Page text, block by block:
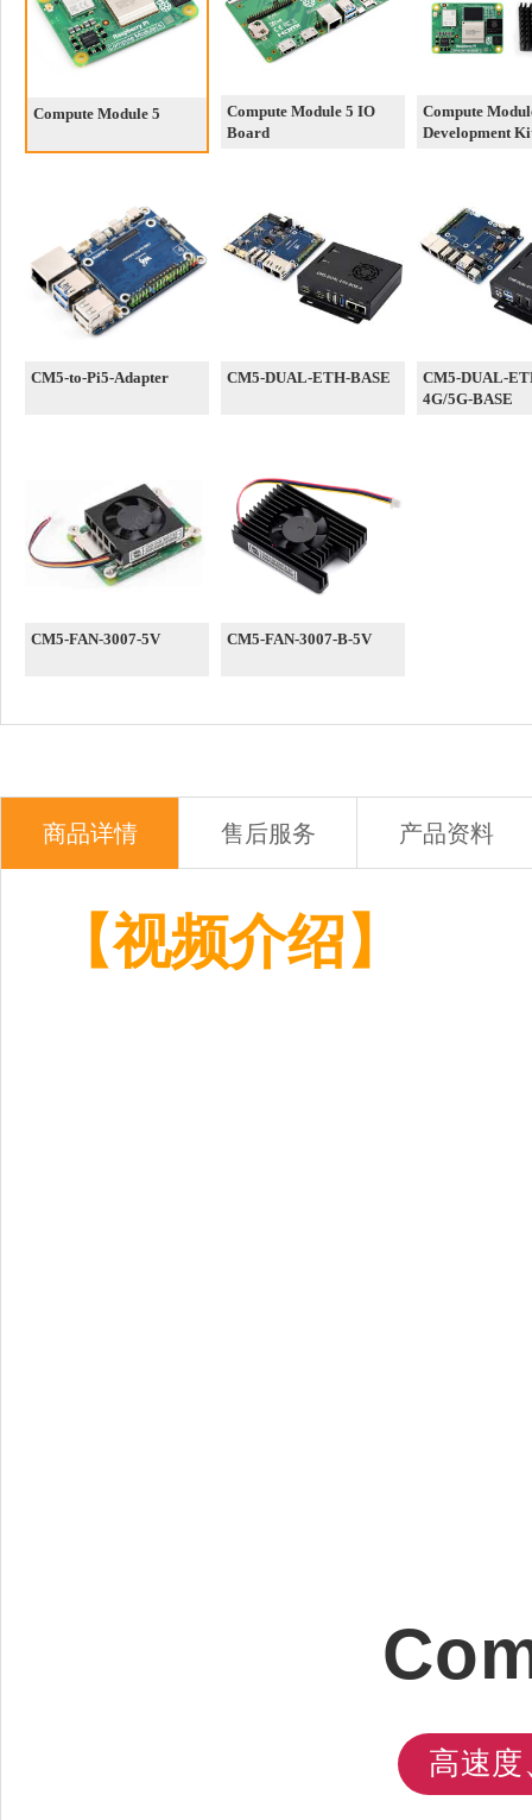
Compute Module 5
Compute Module 5 IO
Board
Compute
Development
CM5-to-Pi5-Adapter CM5-DUAL-ETH-BASE
CM5-DUAL-
4G/5G-BASE
CM5-FAN-3007-5V CM5-FAN-3007-B-5V
商品详情 售后服务 产品资料
【视频介绍】
高速